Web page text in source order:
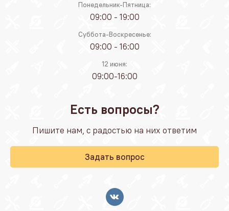
Понедельник-Пятница:
09:00 - 19:00
Суббота-Воскресенье:
09:00 - 16:00
12 июня:
09:00-16:00
Есть вопросы?
Пишите нам, с радостью на них ответим
Задать вопрос